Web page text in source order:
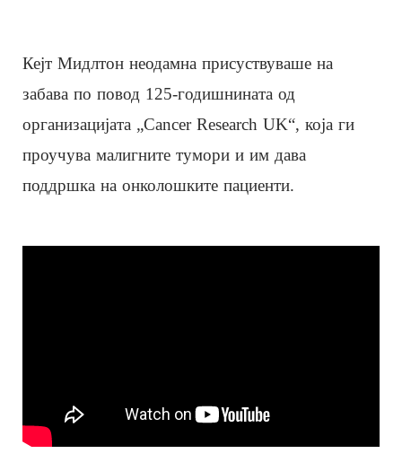
Кејт Мидлтон неодамна присуствуваше на
забава по повод 125-годишнината од
организацијата „Cancer Research UK“, која ги
проучува малигните тумори и им дава
поддршка на онколошките пациенти.